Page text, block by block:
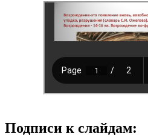
Подписи к слайдам: